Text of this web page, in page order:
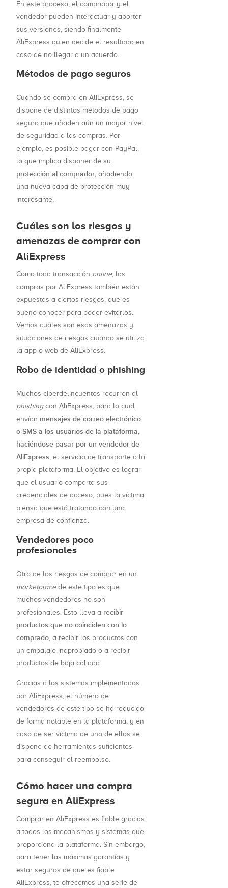
En este proceso, el comprador y el
vendedor pueden interactuar y aportar
sus versiones, siendo finalmente
AliExpress quien decide el resultado en
caso de no llegar a un acuerdo.
Métodos de pago seguros
Cuando se compra en AliExpress, se
dispone de distintos métodos de pago
seguro que añaden aún un mayor nivel
de seguridad a las compras. Por
ejemplo, es posible pagar con PayPal,
lo que implica disponer de su
protección al comprador , añadiendo
una nueva capa de protección muy
interesante.
Cuáles son los riesgos y
amenazas de comprar con
AliExpress
Como toda transacción online, las
compras por AliExpress también están
expuestas a ciertos riesgos, que es
bueno conocer para poder evitarlos.
Vemos cuáles son esas amenazas y
situaciones de riesgos cuando se utiliza
la app o web de AliExpress.
Robo de identidad o phishing
Muchos ciberdelincuentes recurren al
phishingcon AliExpress, para lo cual
envían mensajes de correo electrónico
o SMS a los usuarios de la plataforma,
haciéndose pasar por un vendedor de
AliExpress , el servicio de transporte o la
propia plataforma. El objetivo es lograr
que el usuario comparta sus
credenciales de acceso, pues la víctima
piensa que está tratando con una
empresa de confianza.
Vendedores poco
profesionales
Otro de los riesgos de comprar en un
marketplacede este tipo es que
muchos vendedores no son
profesionales. Esto lleva a recibir
productos que no coinciden con lo
comprado , a recibir los productos con
un embalaje inapropiado o a recibir
productos de baja calidad.
Gracias a los sistemas implementados
por AliExpress, el número de
vendedores de este tipo se ha reducido
de forma notable en la plataforma, y en
caso de ser víctima de uno de ellos se
dispone de herramientas suficientes
para conseguir el reembolso.
Cómo hacer una compra
segura en AliExpress
Comprar en AliExpress es fiable gracias
a todos los mecanismos y sistemas que
proporciona la plataforma. Sin embargo,
para tener las máximas garantías y
estar seguros de que es fiable
AliExpress, te ofrecemos una serie de